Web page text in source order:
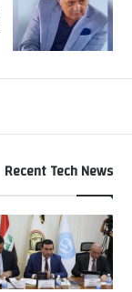
Recent Tech News